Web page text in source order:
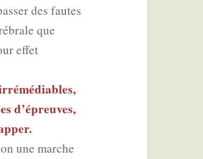
des fautes
que
effet
d’épreuves,
une marche